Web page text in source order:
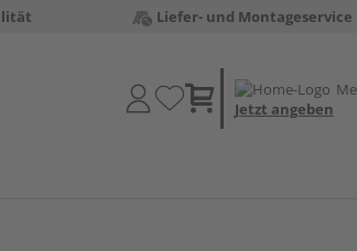
Liefer- und Montageservice
Jetzt angeben